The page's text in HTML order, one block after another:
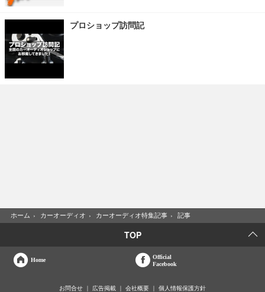
プロショップ訪問記
ホーム › カーオーディオ › カーオーディオ特集記事 › 記事
TOP
Home
Official
Facebook
お問合せ 広告掲載 会社概要 個人情報保護方針